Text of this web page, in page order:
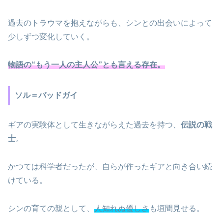
過去のトラウマを抱えながらも、シンとの出会いによって
少しずつ変化していく。
物語の“もう一人の主人公”とも言える存在。
ソル＝バッドガイ
ギアの実験体として生きながらえた過去を持つ、 伝説の戦
士。
かつては科学者だったが、自らが作ったギアと向き合い続
けている。
シンの育ての親として、 人知れぬ優しさも垣間見せる。